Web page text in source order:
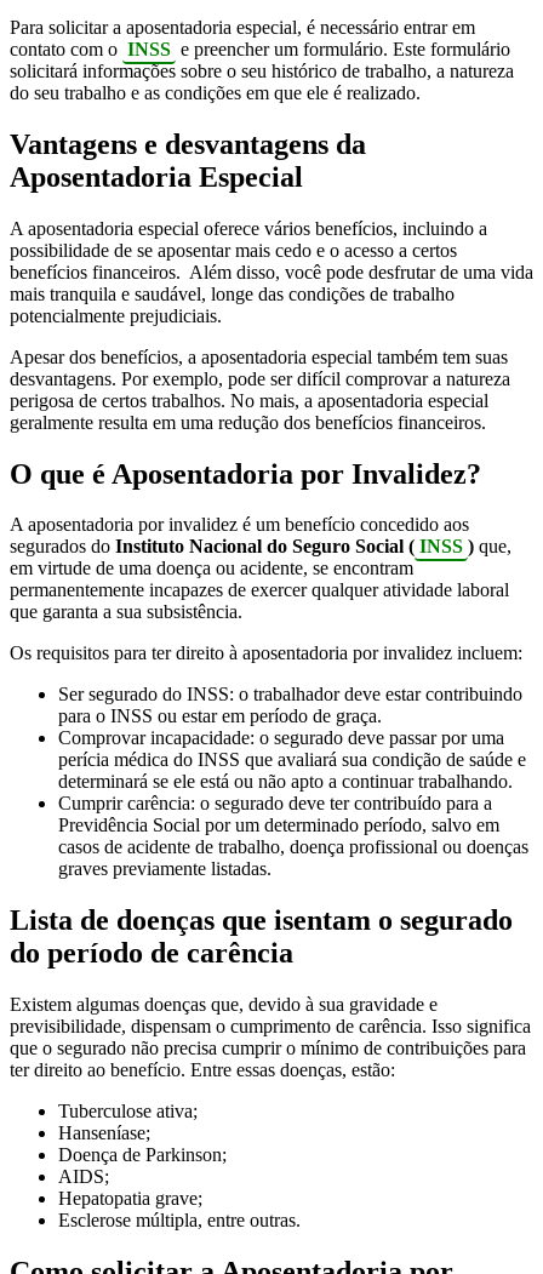
Para solicitar a aposentadoria especial, é necessário entrar em
contato com o INSS e preencher um formulário. Este formulário
solicitará informações sobre o seu histórico de trabalho, a natureza
do seu trabalho e as condições em que ele é realizado.
Vantagens e desvantagens da
Aposentadoria Especial
A aposentadoria especial oferece vários benefícios, incluindo a
possibilidade de se aposentar mais cedo e o acesso a certos
benefícios financeiros. Além disso, você pode desfrutar de uma vida
mais tranquila e saudável, longe das condições de trabalho
potencialmente prejudiciais.
Apesar dos benefícios, a aposentadoria especial também tem suas
desvantagens. Por exemplo, pode ser difícil comprovar a natureza
perigosa de certos trabalhos. No mais, a aposentadoria especial
geralmente resulta em uma redução dos benefícios financeiros.
O que é Aposentadoria por Invalidez?
A aposentadoria por invalidez é um benefício concedido aos
segurados do Instituto Nacional do Seguro Social ( INSS ) que,
em virtude de uma doença ou acidente, se encontram
permanentemente incapazes de exercer qualquer atividade laboral
que garanta a sua subsistência.
Os requisitos para ter direito à aposentadoria por invalidez incluem:
Ser segurado do INSS: o trabalhador deve estar contribuindo
para o INSS ou estar em período de graça.
Comprovar incapacidade: o segurado deve passar por uma
perícia médica do INSS que avaliará sua condição de saúde e
determinará se ele está ou não apto a continuar trabalhando.
Cumprir carência: o segurado deve ter contribuído para a
Previdência Social por um determinado período, salvo em
casos de acidente de trabalho, doença profissional ou doenças
graves previamente listadas.
Lista de doenças que isentam o segurado
do período de carência
Existem algumas doenças que, devido à sua gravidade e
previsibilidade, dispensam o cumprimento de carência. Isso significa
que o segurado não precisa cumprir o mínimo de contribuições para
ter direito ao benefício. Entre essas doenças, estão:
Tuberculose ativa;
Hanseníase;
Doença de Parkinson;
AIDS;
Hepatopatia grave;
Esclerose múltipla, entre outras.